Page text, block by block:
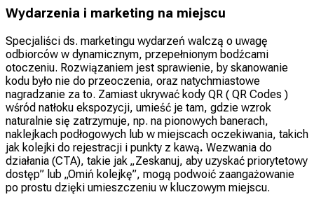
Wydarzenia i marketing na miejscu
Specjaliści ds. marketingu wydarzeń walczą o uwagę
odbiorców w dynamicznym, przepełnionym bodźcami
otoczeniu. Rozwiązaniem jest sprawienie, by skanowanie
kodu było nie do przeoczenia, oraz natychmiastowe
nagradzanie za to. Zamiast ukrywać kody QR ( QR Codes )
wśród natłoku ekspozycji, umieść je tam, gdzie wzrok
naturalnie się zatrzymuje, np. na pionowych banerach,
naklejkach podłogowych lub w miejscach oczekiwania, takich
jak kolejki do rejestracji i punkty z kawą. Wezwania do
działania (CTA), takie jak „Zeskanuj, aby uzyskać priorytetowy
dostęp” lub „Omiń kolejkę”, mogą podwoić zaangażowanie
po prostu dzięki umieszczeniu w kluczowym miejscu.